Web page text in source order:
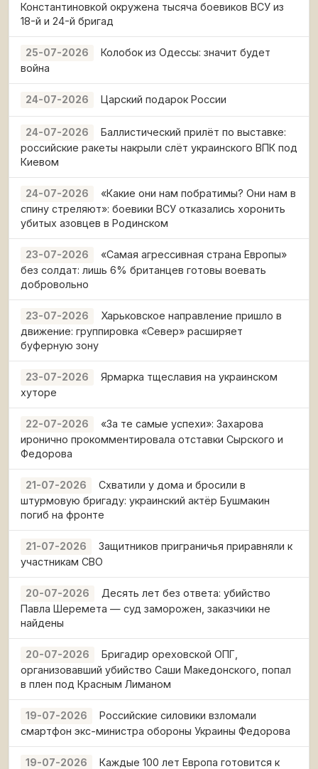
Константиновкой окружена тысяча боевиков ВСУ из
18-й и 24-й бригад
25-07-2026
Колобок из Одессы: значит будет
война
24-07-2026 Царский подарок России
24-07-2026
Баллистический прилёт по выставке:
российские ракеты накрыли слёт украинского ВПК под
Киевом
24-07-2026
«Какие они нам побратимы? Они нам в
спину стреляют»: боевики ВСУ отказались хоронить
убитых азовцев в Родинском
23-07-2026
«Самая агрессивная страна Европы»
без солдат: лишь 6% британцев готовы воевать
добровольно
23-07-2026
Харьковское направление пришло в
движение: группировка «Север» расширяет
буферную зону
23-07-2026
Ярмарка тщеславия на украинском
хуторе
22-07-2026
«За те самые успехи»: Захарова
иронично прокомментировала отставки Сырского и
Федорова
21-07-2026
Схватили у дома и бросили в
штурмовую бригаду: украинский актёр Бушмакин
погиб на фронте
21-07-2026
Защитников приграничья приравняли к
участникам СВО
20-07-2026
Десять лет без ответа: убийство
Павла Шеремета — суд заморожен, заказчики не
найдены
20-07-2026
Бригадир ореховской ОПГ,
организовавший убийство Саши Македонского, попал
в плен под Красным Лиманом
19-07-2026
Российские силовики взломали
смартфон экс-министра обороны Украины Федорова
19-07-2026
Каждые 100 лет Европа готовится к